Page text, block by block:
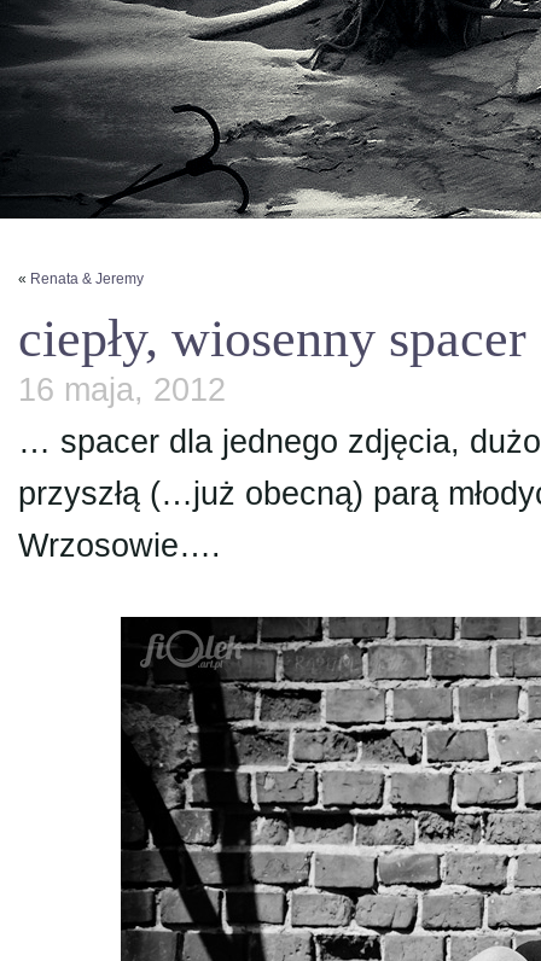
« Renata & Jeremy
ciepły, wiosenny
16 maja, 2012
… spacer dla jednego zdjęcia,
przyszłą (…już obecną) parą
Wrzosowie….